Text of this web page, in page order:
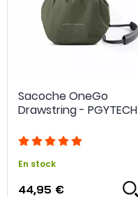
Sacoche OneGo
Drawstring - PGYTECH
En stock
44,95 €